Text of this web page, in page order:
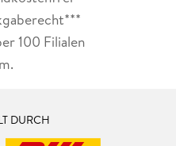
100 Filialen
DURCH